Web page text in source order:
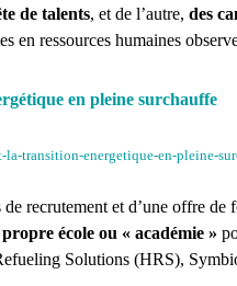
de talents, et de l’autre,des
en ressources humaines
en pleine surchauffe
la-transition-energetique-en-pleine-
recrutement et d’une offre
école ou « académie »
Solutions (HRS),